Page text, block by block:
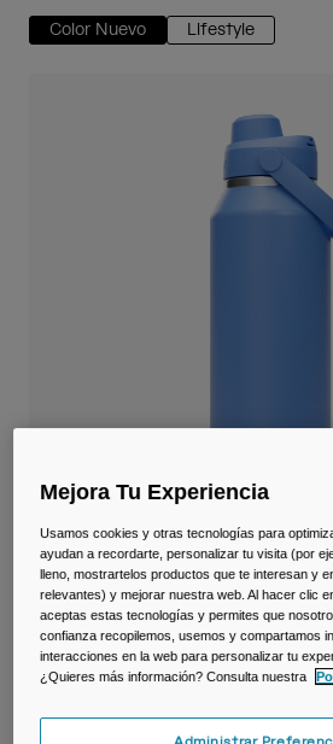
Mochilas Hidratación
Ver todo
Senderismo
Viajar y estilo de vida
Adiós a los desechables
Color Nuevo Lifestyle
Botella térmica Thrive™
acero inoxidable
N.º de artículo38270-D67-OS
Price reduced from
49,00 €to29,40 €
Mejora Tu Experiencia
Usamos cookies y otras tecnologías para
ayudan a recordarte, personalizar tu visita (por
lleno, mostrartelos productos que te interesan y
relevantes) y mejorar nuestra web. Al hacer clic
aceptas estas tecnologías y permites que
confianza recopilemos, usemos y compartamos
interacciones en la web para personalizar tu
¿Quieres más información? Consulta nuestra